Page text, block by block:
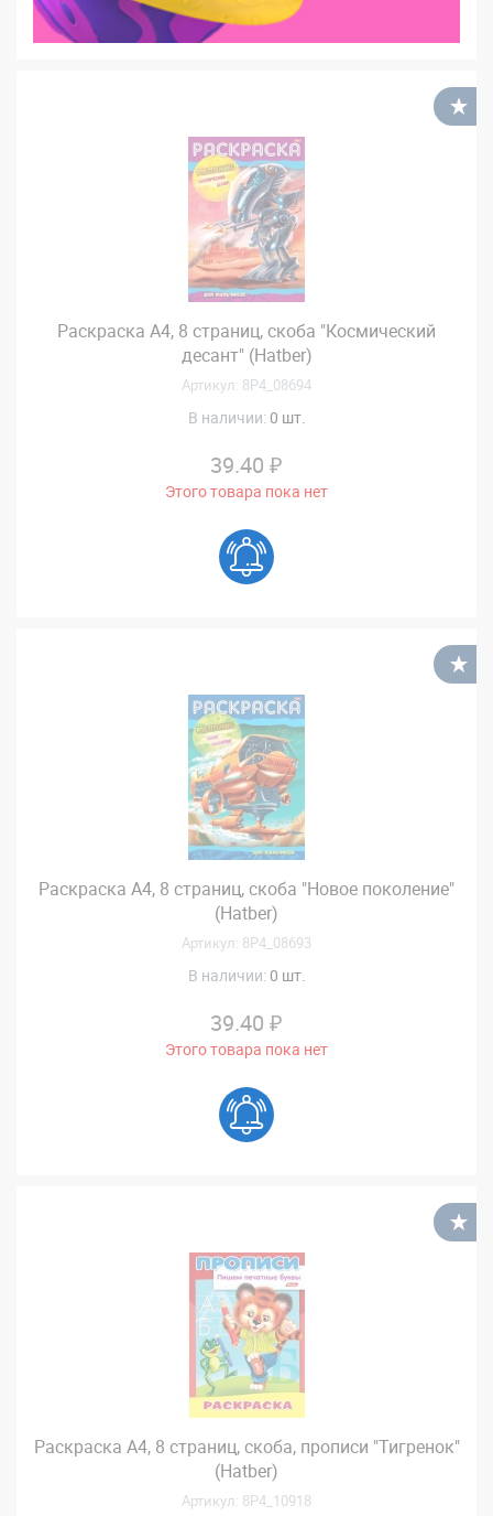
Раскраска А4, 8 страниц, скоба "Космический
десант" (Hatber)
Артикул: 8Р4_08694
В наличии: 0 шт.
39.40 ₽
Этого товара пока нет
Раскраска А4, 8 страниц, скоба "Новое поколение"
(Hatber)
Артикул: 8Р4_08693
В наличии: 0 шт.
39.40 ₽
Этого товара пока нет
Раскраска А4, 8 страниц, скоба, прописи "Тигренок"
(Hatber)
Артикул: 8Р4_10918